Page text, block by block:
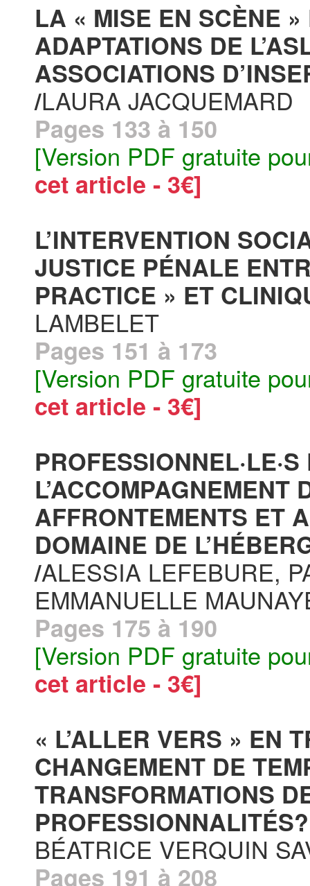
LA « MISE EN SCÈNE
ADAPTATIONS DE
ASSOCIATIONS
/LAURA JACQUEMARD
Pages 133 à 150
[Version PDF gratuite
cet article - 3€]
L’INTERVENTION
JUSTICE PÉNALE
PRACTICE » ET
LAMBELET
Pages 151 à 173
[Version PDF gratuite
cet article - 3€]
AFFRONTEMENTS ET
DOMAINE DE
/ALESSIA LEFEBURE,
EMMANUELLE
Pages 175 à 190
[Version PDF gratuite
cet article - 3€]
« L’ALLER VERS » EN
CHANGEMENT DE
TRANSFORMATIONS
BÉATRICE VERQUIN
Pages 191 à 208